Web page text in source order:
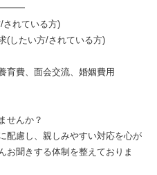
されている方)
(したい方/されている方)
育費、面会交流、婚姻費用
せんか？
配慮し、親しみやすい対応を心が
お聞きする体制を整えておりま